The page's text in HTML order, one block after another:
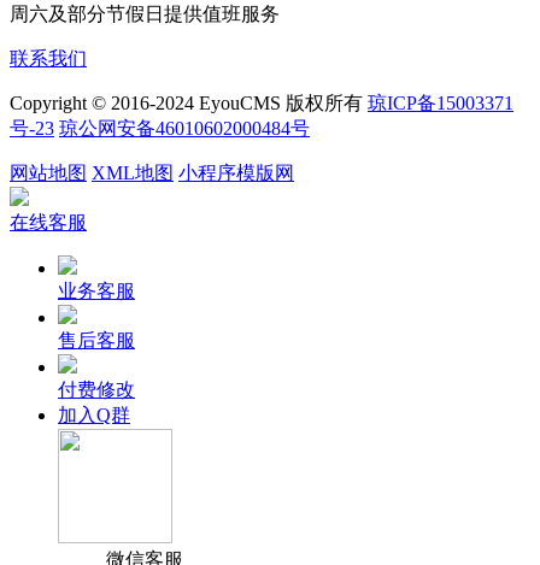
周六及部分节假日提供值班服务
联系我们
Copyright © 2016-2024 EyouCMS 版权所有 琼ICP备15003371
号-23 琼公网安备46010602000484号
网站地图 XML地图 小程序模版网
在线客服
业务客服
售后客服
付费修改
加入Q群
微信客服